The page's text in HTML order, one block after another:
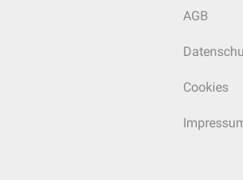
AGB
Cookies